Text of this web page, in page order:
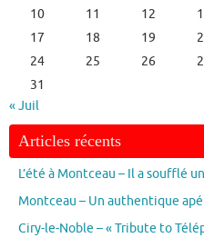
10
11 12
17
18 19
24
25 26
31
« Juil
Articles récents
L’été à Montceau – Il a soufflé
Montceau – Un authentique
Ciry-le-Noble – « Tribute to